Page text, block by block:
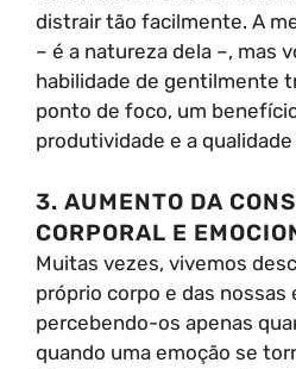
distrair tão facilmente. A
– é a natureza dela –, mas
habilidade de gentilmente
ponto de foco, um
produtividade e a
3. AUMENTO DA
CORPORAL E
Muitas vezes, vivemos
próprio corpo e das nossas
percebendo-os apenas
quando uma emoção se